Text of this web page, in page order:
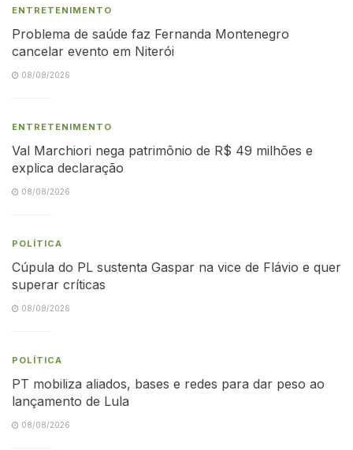
ENTRETENIMENTO
Problema de saúde faz Fernanda Montenegro
cancelar evento em Niterói
08/08/2026
ENTRETENIMENTO
Val Marchiori nega patrimônio de R$ 49 milhões e
explica declaração
08/08/2026
POLÍTICA
Cúpula do PL sustenta Gaspar na vice de Flávio e quer
superar críticas
08/08/2026
POLÍTICA
PT mobiliza aliados, bases e redes para dar peso ao
lançamento de Lula
08/08/2026